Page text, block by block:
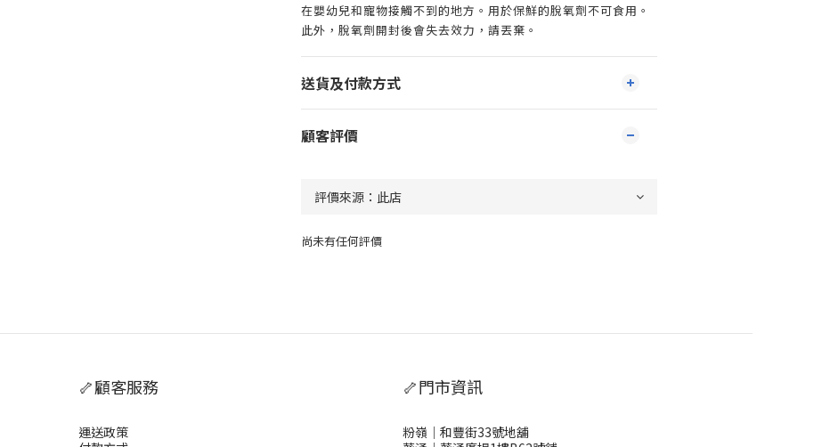
在嬰幼兒和寵物接觸不到的地方。用於保鮮的脫氧劑不可食用。
此外，脫氧劑開封後會失去效力，請丟棄。
送貨及付款方式
顧客評價
尚未有任何評價
🦴顧客服務
運送政策
🦴門市資訊
粉嶺｜和豐街33號地舖